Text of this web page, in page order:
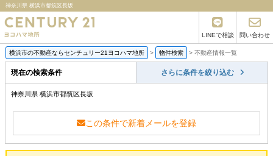
神奈川県 横浜市都筑区長坂
LINEで相談 問い合わせ
横浜市の不動産ならセンチュリー21ヨコハマ地所 > 物件検索 > 不動産情報一覧
現在の検索条件 さらに条件を絞り込む
神奈川県 横浜市都筑区長坂
この条件で新着メールを登録